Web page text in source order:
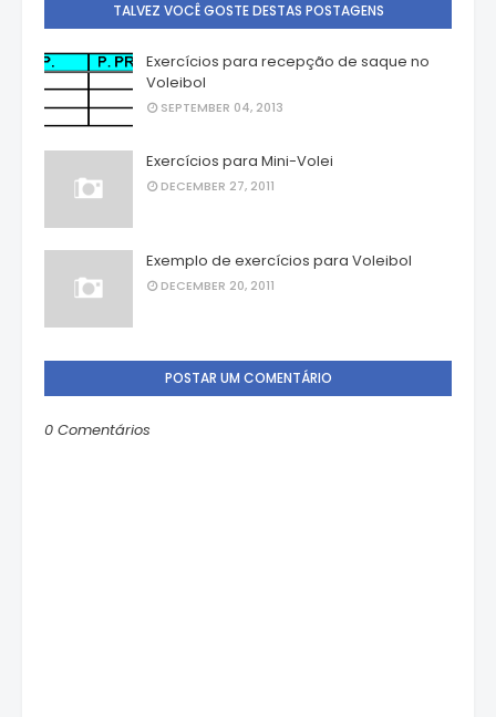
TALVEZ VOCÊ GOSTE DESTAS POSTAGENS
Exercícios para recepção de saque no
Voleibol
SEPTEMBER 04, 2013
Exercícios para Mini-Volei
DECEMBER 27, 2011
Exemplo de exercícios para Voleibol
DECEMBER 20, 2011
POSTAR UM COMENTÁRIO
0 Comentários